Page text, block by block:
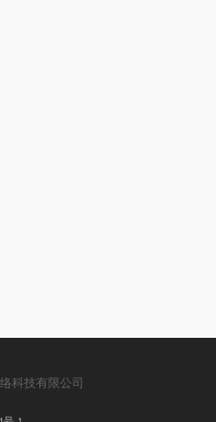
科技有限公司